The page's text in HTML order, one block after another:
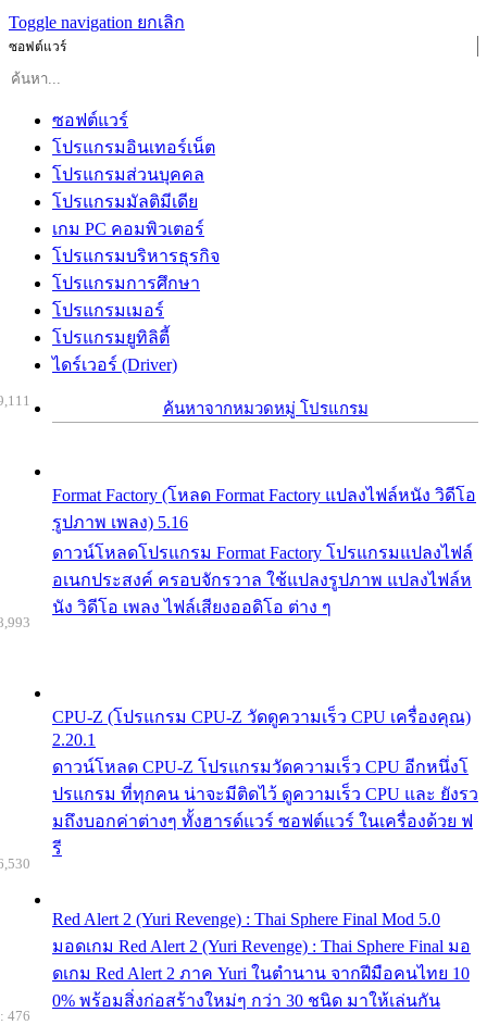
Toggle navigation ยกเลิก
ซอฟต์แวร์
ซอฟต์แวร์
โปรแกรมอินเทอร์เน็ต
โปรแกรมส่วนบุคคล
โปรแกรมมัลติมีเดีย
เกม PC คอมพิวเตอร์
โปรแกรมบริหารธุรกิจ
โปรแกรมการศึกษา
โปรแกรมเมอร์
โปรแกรมยูทิลิตี้
ไดร์เวอร์ (Driver)
ค้นหาจากหมวดหมู่ โปรแกรม
Format Factory (โหลด Format Factory แปลงไฟล์หนัง วิดีโอ
รูปภาพ เพลง) 5.16
ดาวน์โหลดโปรแกรม Format Factory โปรแกรมแปลงไฟล์
อเนกประสงค์ ครอบจักรวาล ใช้แปลงรูปภาพ แปลงไฟล์ห
นัง วิดีโอ เพลง ไฟล์เสียงออดิโอ ต่าง ๆ
CPU-Z (โปรแกรม CPU-Z วัดดูความเร็ว CPU เครื่องคุณ)
2.20.1
ดาวน์โหลด CPU-Z โปรแกรมวัดความเร็ว CPU อีกหนึ่งโ
ปรแกรม ที่ทุกคน น่าจะมีติดไว้ ดูความเร็ว CPU และ ยังรว
มถึงบอกค่าต่างๆ ทั้งฮารด์แวร์ ซอฟต์แวร์ ในเครื่องด้วย ฟ
รี
Red Alert 2 (Yuri Revenge) : Thai Sphere Final Mod 5.0
มอดเกม Red Alert 2 (Yuri Revenge) : Thai Sphere Final มอ
ดเกม Red Alert 2 ภาค Yuri ในตำนาน จากฝีมือคนไทย 10
0% พร้อมสิ่งก่อสร้างใหม่ๆ กว่า 30 ชนิด มาให้เล่นกัน
476